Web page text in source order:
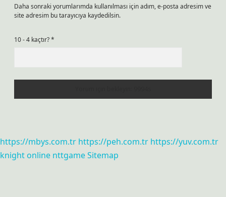
Daha sonraki yorumlarımda kullanılması için adım, e-posta adresim ve
site adresim bu tarayıcıya kaydedilsin.
10 - 4 kaçtır?*
https://mbys.com.tr https://peh.com.tr https://yuv.com.tr
knight online nttgameSitemap